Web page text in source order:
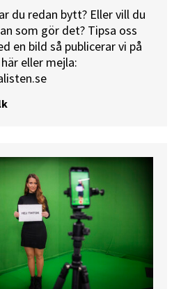
du redan bytt? Eller vill du
som gör det? Tipsa oss
en bild så publicerar vi på
eller mejla: